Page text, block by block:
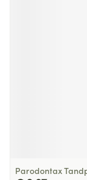
Parodontax